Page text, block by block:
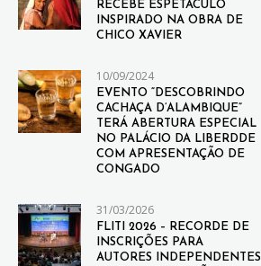
RECEBE ESPETÁCULO
INSPIRADO NA OBRA DE
CHICO XAVIER
10/09/2024
EVENTO “DESCOBRINDO
CACHAÇA D’ALAMBIQUE”
TERÁ ABERTURA ESPECIAL
NO PALÁCIO DA LIBERDDE
COM APRESENTAÇÃO DE
CONGADO
31/03/2026
FLITI 2026 – RECORDE DE
INSCRIÇÕES PARA
AUTORES INDEPENDENTES